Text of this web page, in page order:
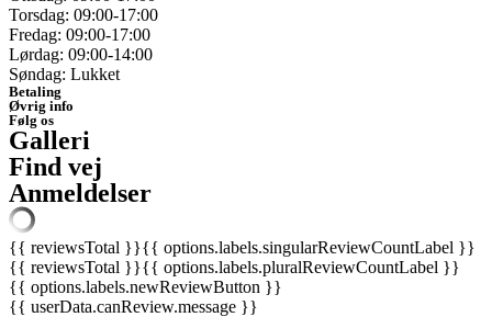
Torsdag: 09:00-17:00
Fredag: 09:00-17:00
Lørdag: 09:00-14:00
Søndag: Lukket
Betaling
Øvrig info
Følg os
Galleri
Find vej
Anmeldelser
{{ reviewsTotal }}{{ options.labels.singularReviewCountLabel }}
{{ reviewsTotal }}{{ options.labels.pluralReviewCountLabel }}
{{ options.labels.newReviewButton }}
{{ userData.canReview.message }}